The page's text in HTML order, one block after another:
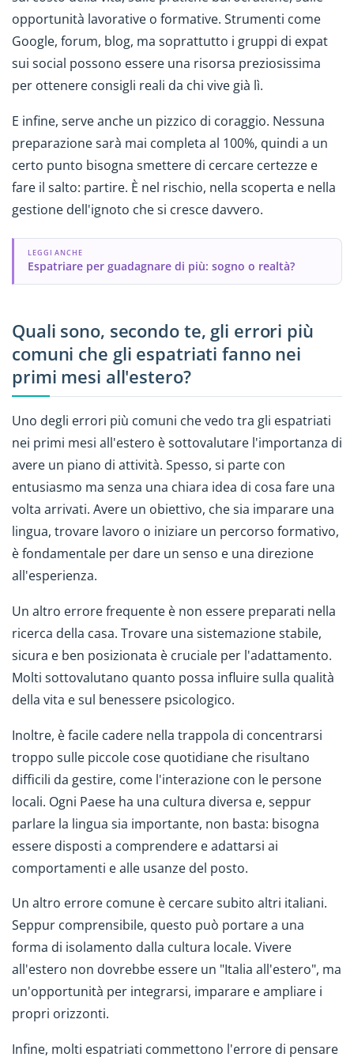
opportunità lavorative o formative. Strumenti come
Google, forum, blog, ma soprattutto i gruppi di expat
sui social possono essere una risorsa preziosissima
per ottenere consigli reali da chi vive già lì.
E infine, serve anche un pizzico di coraggio. Nessuna
preparazione sarà mai completa al 100%, quindi a un
certo punto bisogna smettere di cercare certezze e
fare il salto: partire. È nel rischio, nella scoperta e nella
gestione dell'ignoto che si cresce davvero.
LEGGI ANCHE
Espatriare per guadagnare di più: sogno o realtà?
Quali sono, secondo te, gli errori più
comuni che gli espatriati fanno nei
primi mesi all'estero?
Uno degli errori più comuni che vedo tra gli espatriati
nei primi mesi all'estero è sottovalutare l'importanza di
avere un piano di attività. Spesso, si parte con
entusiasmo ma senza una chiara idea di cosa fare una
volta arrivati. Avere un obiettivo, che sia imparare una
lingua, trovare lavoro o iniziare un percorso formativo,
è fondamentale per dare un senso e una direzione
all'esperienza.
Un altro errore frequente è non essere preparati nella
ricerca della casa. Trovare una sistemazione stabile,
sicura e ben posizionata è cruciale per l'adattamento.
Molti sottovalutano quanto possa influire sulla qualità
della vita e sul benessere psicologico.
Inoltre, è facile cadere nella trappola di concentrarsi
troppo sulle piccole cose quotidiane che risultano
difficili da gestire, come l'interazione con le persone
locali. Ogni Paese ha una cultura diversa e, seppur
parlare la lingua sia importante, non basta: bisogna
essere disposti a comprendere e adattarsi ai
comportamenti e alle usanze del posto.
Un altro errore comune è cercare subito altri italiani.
Seppur comprensibile, questo può portare a una
forma di isolamento dalla cultura locale. Vivere
all'estero non dovrebbe essere un "Italia all'estero", ma
un'opportunità per integrarsi, imparare e ampliare i
propri orizzonti.
Infine, molti espatriati commettono l'errore di pensare